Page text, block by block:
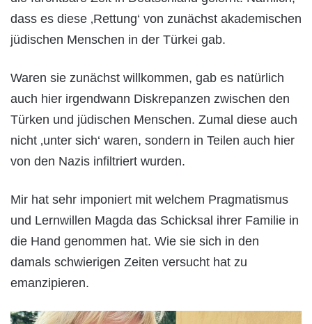
dass es diese ‚Rettung‘ von zunächst akademischen
jüdischen Menschen in der Türkei gab.
Waren sie zunächst willkommen, gab es natürlich
auch hier irgendwann Diskrepanzen zwischen den
Türken und jüdischen Menschen. Zumal diese auch
nicht ‚unter sich‘ waren, sondern in Teilen auch hier
von den Nazis infiltriert wurden.
Mir hat sehr imponiert mit welchem Pragmatismus
und Lernwillen Magda das Schicksal ihrer Familie in
die Hand genommen hat. Wie sie sich in den
damals schwierigen Zeiten versucht hat zu
emanzipieren.